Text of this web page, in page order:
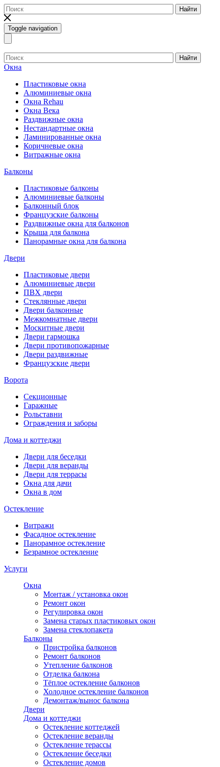
Найти
Toggle navigation
Найти
Окна
Пластиковые окна
Алюминиевые окна
Окна Rehau
Окна Века
Раздвижные окна
Нестандартные окна
Ламинированные окна
Коричневые окна
Витражные окна
Балконы
Пластиковые балконы
Алюминиевые балконы
Балконный блок
Французские балконы
Раздвижные окна для балконов
Крыша для балкона
Панорамные окна для балкона
Двери
Пластиковые двери
Алюминиевые двери
ПВХ двери
Стеклянные двери
Двери балконные
Межкомнатные двери
Москитные двери
Двери гармошка
Двери противопожарные
Двери раздвижные
Французские двери
Ворота
Секционные
Гаражные
Рольставни
Ограждения и заборы
Дома и коттеджи
Двери для беседки
Двери для веранды
Двери для террасы
Окна для дачи
Окна в дом
Остекление
Витражи
Фасадное остекление
Панорамное остекление
Безрамное остекление
Услуги
Окна
Монтаж / установка окон
Ремонт окон
Регулировка окон
Замена старых пластиковых окон
Замена стеклопакета
Балконы
Пристройка балконов
Ремонт балконов
Утепление балконов
Отделка балкона
Тёплое остекление балконов
Холодное остекление балконов
Демонтаж/вынос балкона
Двери
Дома и коттеджи
Остекление коттеджей
Остекление веранды
Остекление терассы
Остекление беседки
Остекление домов